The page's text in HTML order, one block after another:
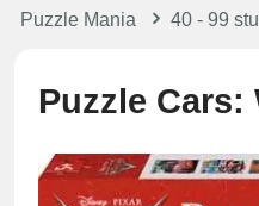
Puzzle Mania 40 - 99
Puzzle